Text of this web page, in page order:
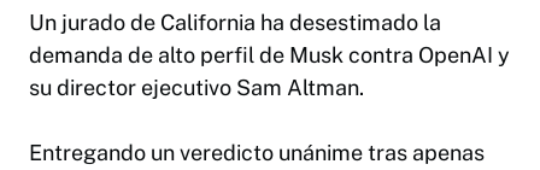
Un jurado de California ha desestimado la
demanda de alto perfil de Musk contra OpenAI y
su director ejecutivo Sam Altman.
Entregando un veredicto unánime tras apenas